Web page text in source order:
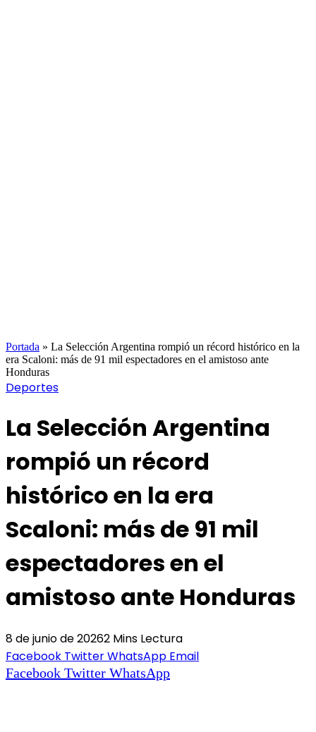
Portada » La Selección Argentina rompió un récord histórico en la
era Scaloni: más de 91 mil espectadores en el amistoso ante
Honduras
Deportes
La Selección Argentina
rompió un récord
histórico en la era
Scaloni: más de 91 mil
espectadores en el
amistoso ante Honduras
8 de junio de 20262 Mins Lectura
Facebook TwitterWhatsApp Email
Facebook Twitter WhatsApp